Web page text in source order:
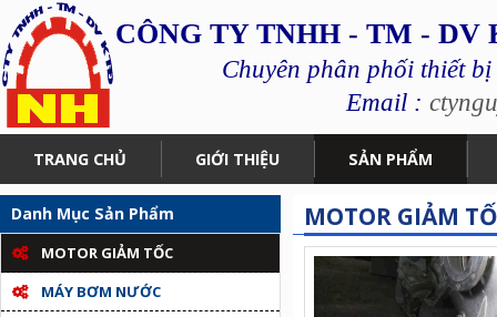
CÔNG TY TNHH - TM -
Chuyên phân phối thiết
Email :
TRANG CHỦ GIỚI THIỆU SẢN PHẨM
Danh Mục Sản Phẩm
MOTOR GIẢM TỐC
MÁY BƠM NƯỚC
MOTOR GIẢM